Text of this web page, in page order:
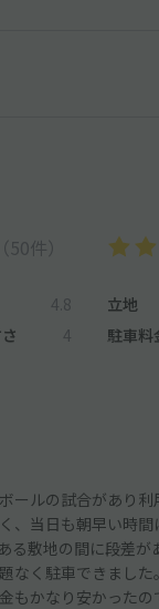
（50件）
4.8 立地
4 駐車料
ールの試合があり利
、当日も朝早い時
る敷地の間に段差
なく駐車できました。
もかなり安かった